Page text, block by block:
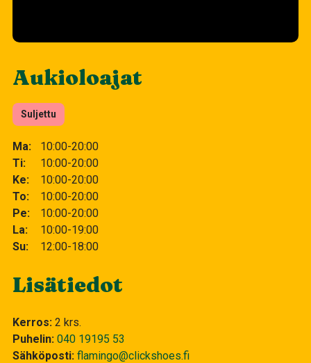
Aukioloajat
Suljettu
Ma
10:00-20:00
Ti
10:00-20:00
Ke
10:00-20:00
To
10:00-20:00
Pe
10:00-20:00
La
10:00-19:00
Su
12:00-18:00
Lisätiedot
Kerros 2 krs.
Puhelin 040 19195 53
Sähköposti flamingo@clickshoes.fi